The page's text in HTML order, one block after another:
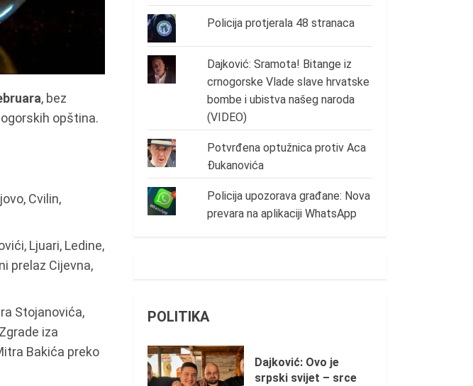
, bez
opština.
Cvilin,
Ljuari, Ledine,
prelaz Cijevna,
Stojanovića,
iza
Bakića preko
Policija protjerala 48 stranaca
Dajković: Sramota! Bitange iz
crnogorske Vlade slave hrvatske
bombe i ubistva našeg naroda
(VIDEO)
Potvrđena optužnica protiv Aca
Đukanovića
Policija upozorava građane: Nova
prevara na aplikaciji WhatsApp
POLITIKA
Dajković: Ovo je
srpski svijet – srce